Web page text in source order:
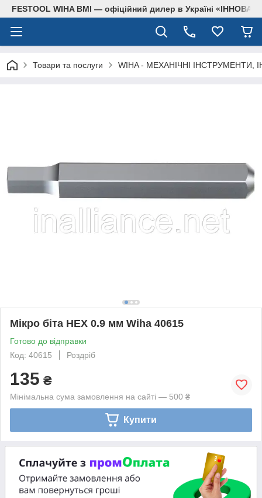
FESTOOL WIHA BMI — офіційний дилер в Україні
Товари та послуги WIHA - МЕХАНІЧНІ ІНСТРУМЕНТИ,
Мікро біта HEX 0.9 мм Wiha 40615
Готово до відправки
Код: 40615
Роздріб
135 ₴
Мінімальна сума замовлення на сайті — 500 ₴
Купити